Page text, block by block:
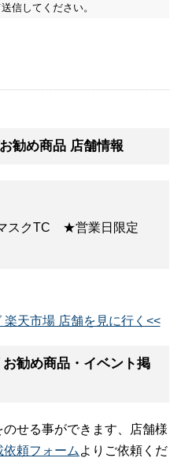
信してください。
勧め商品 店舗情報
マスクTC ★営業日限定
天市場 店舗を見に行く<<
勧め商品・イベント掲
せる事ができます、店舗様
頼フォーム よりご依頼くだ